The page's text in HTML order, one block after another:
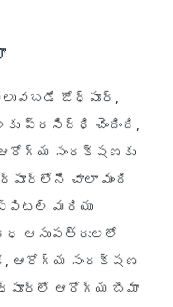
జోధ్‌పూర్,
ప్రసిద్ధి చెందింది,
సంరక్షణకు
చాలా మంది
మరియు
ఆసుపత్రులలో
ఆరోగ్య సంరక్షణ
జోధ్‌పూర్‌లో ఆరోగ్య బీమా